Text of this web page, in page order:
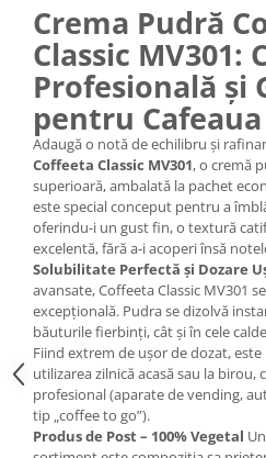
Crema Pudră
Classic MV301:
Profesională și
pentru Cafeaua
Adaugă o notă de echilibru și
Coffeeta Classic MV301, o cremă
superioară, ambalată la pachet
este special conceput pentru a
oferindu-i un gust fin, o textură
excelentă, fără a-i acoperi însă
Solubilitate Perfectă și Dozare
avansate, Coffeeta Classic MV301
excepțională. Pudra se dizolvă
băuturile fierbinți, cât și în cele
Fiind extrem de ușor de dozat,
utilizarea zilnică acasă sau la
profesional (aparate de vending,
tip „coffee to go”).
Produs de Post – 100% Vegetal